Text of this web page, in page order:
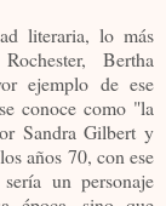
literaria, lo más
Bertha
ejemplo de ese
conoce como "la
Sandra Gilbert y
años 70, con ese
un personaje